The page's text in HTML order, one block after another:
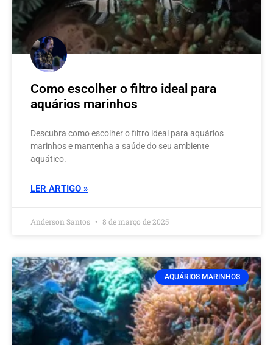
Como escolher o filtro ideal para
aquários marinhos
Descubra como escolher o filtro ideal para aquários
marinhos e mantenha a saúde do seu ambiente
aquático.
LER ARTIGO »
Anderson Santos 8 de março de 2025
AQUÁRIOS MARINHOS